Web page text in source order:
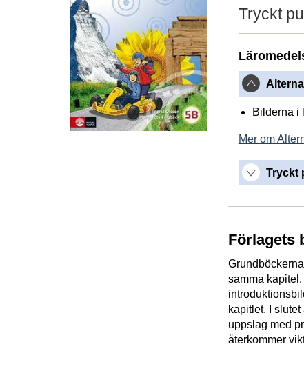
Tryckt
Bilderna i
Mer om
Tryckt
Förlagets
samma
kapitlet. I
uppslag med
återkommer